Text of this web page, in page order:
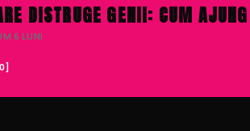
DISTRUGE GENII: CUM
6 LUNI